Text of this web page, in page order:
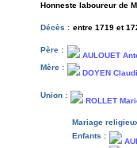
Honneste laboureur de
Décès : entre 1719 et
Père :
AULOUET
Mère :
DOYEN
Union :
ROLLET
Mariage
Enfants :